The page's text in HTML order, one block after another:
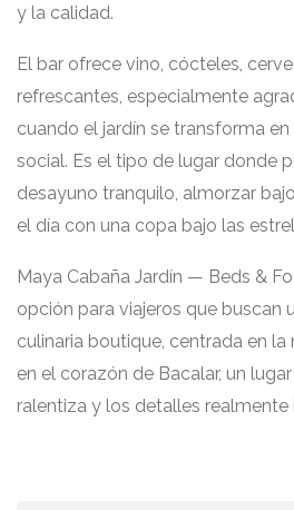
y la calidad.
El bar ofrece vino, cócteles,
refrescantes, especialmente
cuando el jardín se transforma
social. Es el tipo de lugar donde
desayuno tranquilo, almorzar
el día con una copa bajo las
Maya Cabaña Jardín — Beds &
opción para viajeros que buscan
culinaria boutique, centrada en
en el corazón de Bacalar, un
ralentiza y los detalles realmente